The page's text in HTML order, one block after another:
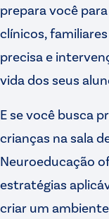
prepara você
clínicos,
precisa e
vida dos seus
E se você busca
crianças na sala
Neuroeducação
estratégias
criar um